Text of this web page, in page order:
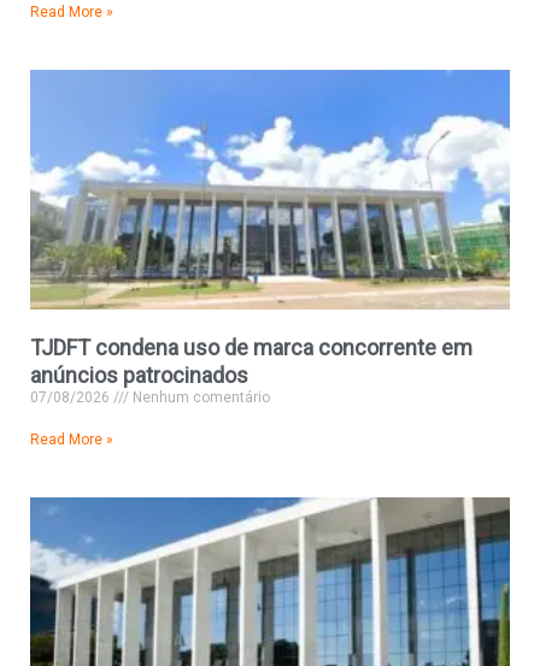
Read More »
TJDFT condena uso de marca concorrente em
anúncios patrocinados
07/08/2026 Nenhum comentário
Read More »